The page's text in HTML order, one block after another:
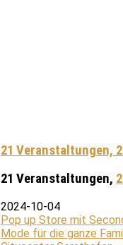
21 Veranstaltungen,
21 Veranstaltungen,
2024-10-04
Pop up Store mit
Mode für die ganze